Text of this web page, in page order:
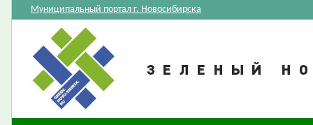
Муниципальный портал г. Новосибирска